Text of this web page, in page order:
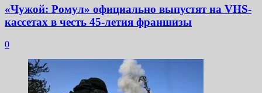
«Чужой: Ромул» официально выпустят на VHS-
кассетах в честь 45-летия франшизы
0